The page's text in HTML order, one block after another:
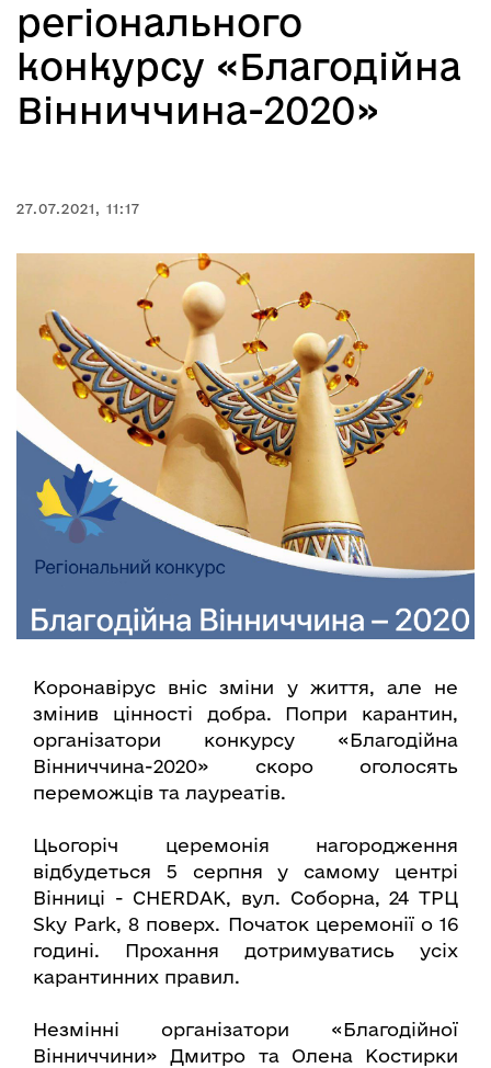
регіонального
конкурсу «Благодійна
Вінниччина-2020»
27.07.2021, 11:17
Коронавірус вніс зміни у життя, але не
змінив цінності добра. Попри карантин,
організатори конкурсу «Благодійна
Вінниччина-2020» скоро оголосять
переможців та лауреатів.
Цьогоріч церемонія нагородження
відбудеться 5 серпня у самому центрі
Вінниці - CHERDAK, вул. Соборна, 24 ТРЦ
Sky Park, 8 поверх. Початок церемонії о 16
годині. Прохання дотримуватись усіх
карантинних правил.
Незмінні організатори «Благодійної
Вінниччини» Дмитро та Олена Костирки